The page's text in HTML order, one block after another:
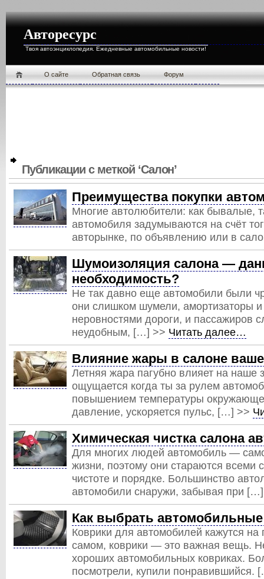
Авторесурс
Твоя автоэнциклопедия. Ежедневные автомобильные новости!
О cайте Обратная связь Форум
Публикации с меткой ‘Салон’
Преимущества покупки
Многие автолюбители: как бывалые,
автомобиля задумываются на счёт
авторынке, по объявлению или в
Шумоизоляция салона —
необходимость?
Не так давно еще автомобили были
они слишком шумели, амортизаторы
неровностями дороги, и пассажиров
неудобным, […] >> Читать далее…
Влияние жары в салоне
Летняя жара пагубно влияет на наше
ощущается когда ты за рулем
повышением температуры
давление, ускоряется пульс, […] >>
Химическая чистка салона
Для многих людей автомобиль —
жизни, поэтому они стараются
чистоте и порядке. Большинство
автомобили снаружи, забывая при
Как выбрать
Коврики для автомобилей кажутся
самом, коврики — это важная вещь.
хороших автомобильных ковриках.
посмотрели, купили